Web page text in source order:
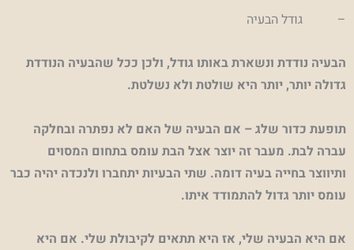
– גודל הבעיה
הבעיה נודדת ונשארת באותו גודל, ולכן ככל שהבעיה הנודדת
גדולה יותר, יותר היא שולטת ולא נשלטת.
תופעת כדור שלג – אם הבעיה של האם לא נפתרה ובחלקה
עברה לבת. מעבר זה יוצר אצל הבת עומס בתחום המסוים
ותיווצר בחייה בעיה דומה. שתי הבעיות יתחברו ולנכדה יהיה כבר
עומס יותר גדול להתמודד איתו.
אם היא הבעיה שלי, אז היא תתאים לקיבולת שלי. אם היא